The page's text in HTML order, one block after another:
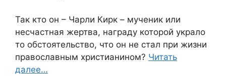
Так кто он – Чарли Кирк – мученик или
несчастная жертва, награду которой украло
то обстоятельство, что он не стал при жизни
православным христианином? Читать
далее…